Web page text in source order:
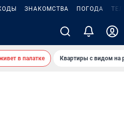
ЗНАКОМСТВА ПОГОДА
в палатке Квартиры с видом на